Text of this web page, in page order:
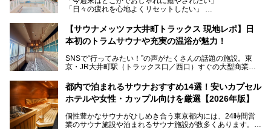
す。充実した設備があるのに、基本の入浴料が銭湯価格の5
「日々の疲れを心地よくリセットしたい」
となっている新しいスタイルの銭湯です。
最近、SNSやメディアで「デザイナーズ銭湯」や「ネオ銭
本記事では、そもそもこれらがどんな銭湯なのか、その気に
いおしゃれな名店15選を、おすすめの順番で一挙にご紹介
します。
【サウナメッツァ大井町トラックス 現地レポ】日
本初のトラムサウナや充実の温浴が魅力！
SNSで“行ってみたい！”の声がたくさんの話題の施設。東
京・JR大井町駅（トラックス口／西口）すぐの大型商業施
ツァ大井町トラックス」がニューオープン。施設の様子をレ
ポ―トします。
都内で泊まれるサウナおすすめ14選！安いカプセル
ホテルや女性・カップル向けを厳選【2026年版】
個性豊かなサウナがひしめき合う東京都内には、24時間営
業のサウナ施設や泊まれるサウナ施設が数多くあります。